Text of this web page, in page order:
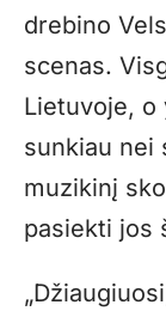
drebino
scenas.
Lietuvoje, o
sunkiau nei
muzikinį
pasiekti jos
„